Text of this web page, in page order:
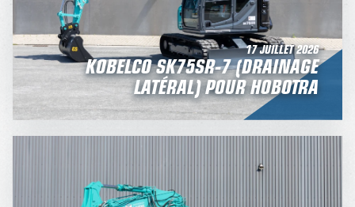
17 JUILLET 2026
KOBELCO SK75SR-7 (DRAINAGE
LATÉRAL) POUR HOBOTRA